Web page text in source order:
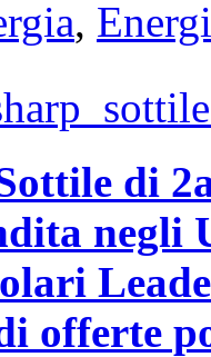
,
di
negli
offerte